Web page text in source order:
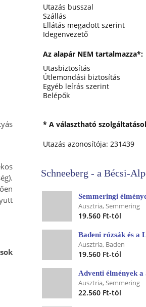
Utazás busszal
Szállás
Ellátás megadott szerint
Idegenvezető
Az alapár NEM tartalmazza*:
Utasbiztosítás
Útlemondási biztosítás
Egyéb leírás szerint
Belépők
* A választható
Utazás azonosítója: 231439
Schneeberg - a Bécsi-
Semmeringi
Ausztria, Semmering
19.560 Ft-tól
Badeni rózsák és a
Ausztria, Baden
19.560 Ft-tól
Adventi élmények a
Ausztria, Semmering
22.560 Ft-tól